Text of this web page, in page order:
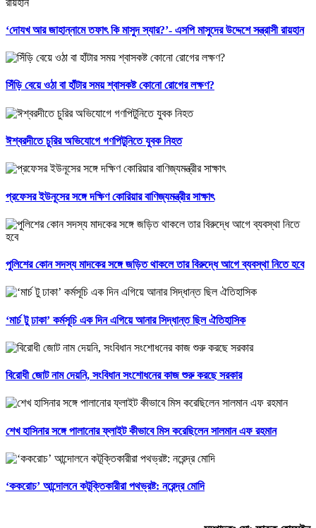
‘দোযখ আর জাহান্নামে তফাৎ কি মাসুদ স্যার?’- এসপি মাসুদের উদ্দেশে সন্ত্রাসী রায়হান
সিঁড়ি বেয়ে ওঠা বা হাঁটার সময় শ্বাসকষ্ট কোনো রোগের লক্ষণ?
ঈশ্বরদীতে চুরির অভিযোগে গণপিটুনিতে যুবক নিহত
প্রফেসর ইউনূসের সঙ্গে দক্ষিণ কোরিয়ার বাণিজ্যমন্ত্রীর সাক্ষাৎ
পুলিশের কোন সদস্য মাদকের সঙ্গে জড়িত থাকলে তার বিরুদ্ধে আগে ব্যবস্থা নিতে হবে
‘মার্চ টু ঢাকা’ কর্মসূচি এক দিন এগিয়ে আনার সিদ্ধান্ত ছিল ঐতিহাসিক
বিরোধী জোট নাম দেয়নি, সংবিধান সংশোধনের কাজ শুরু করছে সরকার
শেখ হাসিনার সঙ্গে পালানোর ফ্লাইট কীভাবে মিস করেছিলেন সালমান এফ রহমান
‘ককরোচ’ আন্দোলনে কটূক্তিকারীরা পথভ্রষ্ট: নরেন্দ্র মোদি